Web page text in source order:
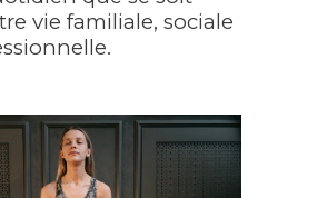
vie familiale, sociale